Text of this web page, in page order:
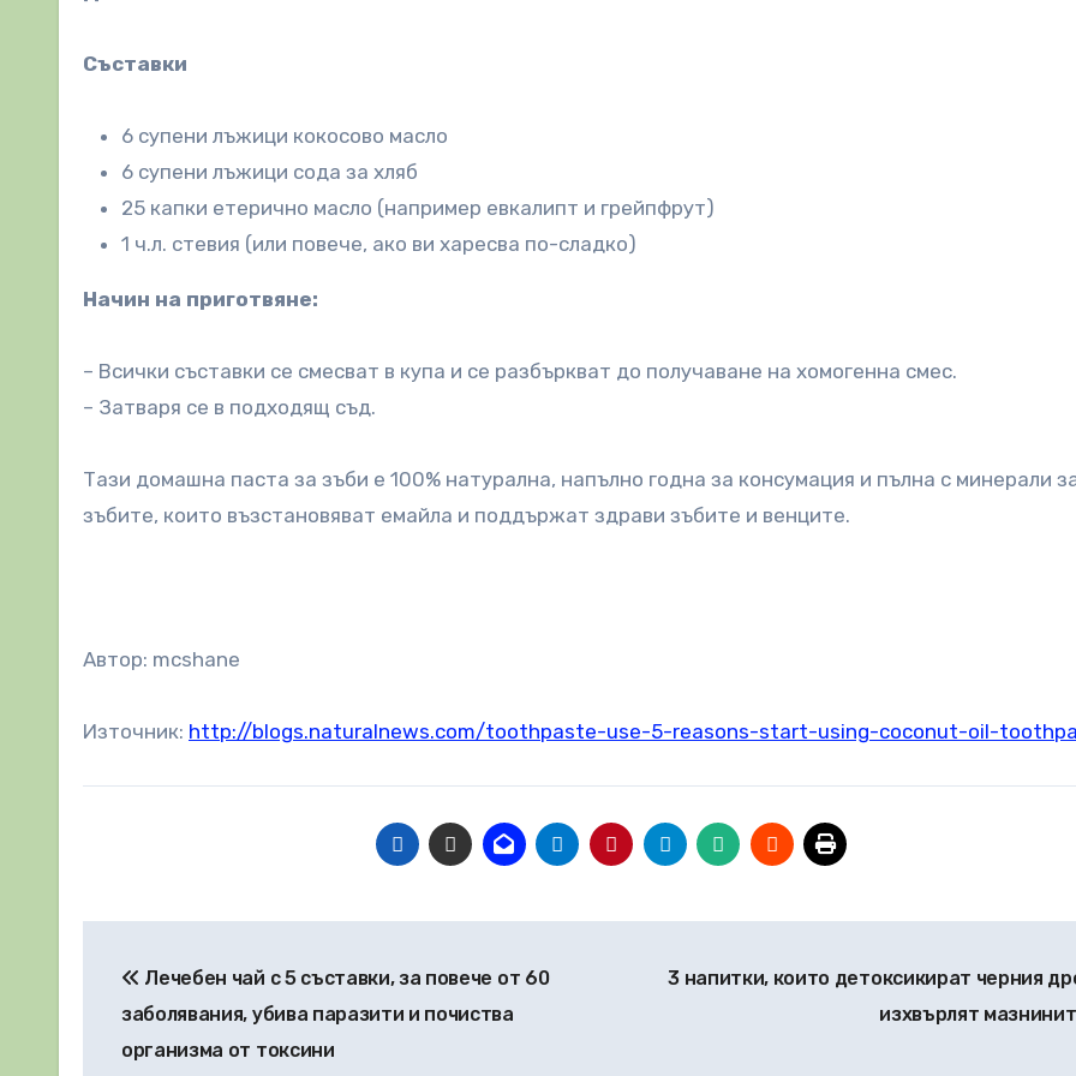
Съставки
6 супени лъжици кокосово масло
6 супени лъжици сода за хляб
25 капки етерично масло (например евкалипт и грейпфрут)
1 ч.л. стевия (или повече, ако ви харесва по-сладко)
Начин на приготвяне:
– Всички съставки се смесват в купа и се разбъркват до получаване на хомогенна смес.
– Затваря се в подходящ съд.
Тази домашна паста за зъби е 100% натурална, напълно годна за консумация и пълна с минерали
зъбите, които възстановяват емайла и поддържат здрави зъбите и венците.
Автор: mcshane
Източник: http://blogs.naturalnews.com/toothpaste-use-5-reasons-start-using-coconut-oil-
Лечебен чай с 5 съставки, за повече от 60
заболявания, убива паразити и почиства
организма от токсини
3 напитки, които детоксикират черния
изхвърлят